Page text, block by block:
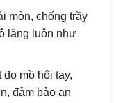
mòn, chống trầy
lăng luôn như
mồ hôi tay,
đảm bảo an